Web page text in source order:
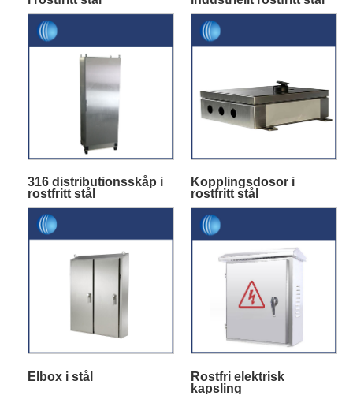
316 distributionsskåp i
rostfritt stål
Kopplingsdosor i
rostfritt stål
Elbox i stål
Rostfri elektrisk
kapsling